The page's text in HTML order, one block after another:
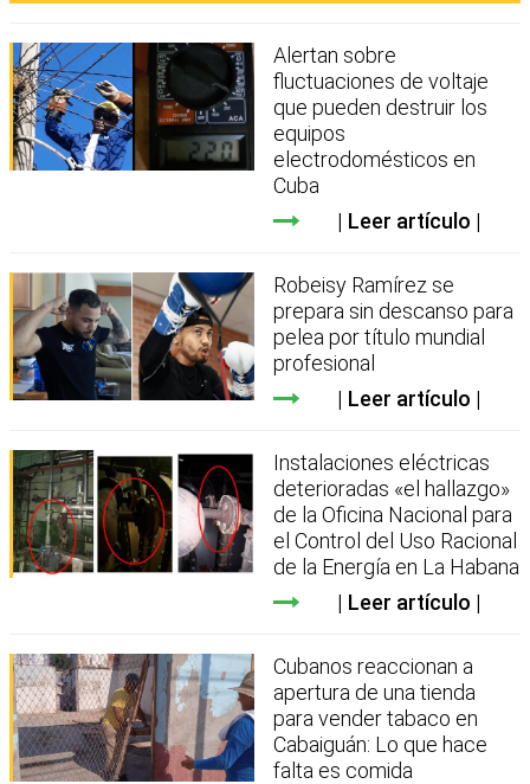
Alertan sobre
fluctuaciones de voltaje
que pueden destruir los
equipos
electrodomésticos en
Cuba
Leer artículo
Robeisy Ramírez se
prepara sin descanso para
pelea por título mundial
profesional
Leer artículo
Instalaciones eléctricas
deterioradas «el hallazgo»
de la Oficina Nacional para
el Control del Uso Racional
de la Energía en La Habana
Leer artículo
Cubanos reaccionan a
apertura de una tienda
para vender tabaco en
Cabaiguán: Lo que hace
falta es comida